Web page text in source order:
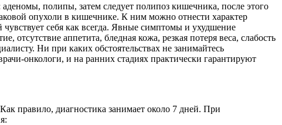
аденомы, полипы, затем следует полипоз кишечника, после этого
опухоли в кишечнике. К ним можно отнести характер
себя как всегда. Явные симптомы и ухудшение
отсутствие аппетита, бледная кожа, резкая потеря веса, слабость
Ни при каких обстоятельствах не занимайтесь
онкологи, и на ранних стадиях практически гарантируют
правило, диагностика занимает около 7 дней. При